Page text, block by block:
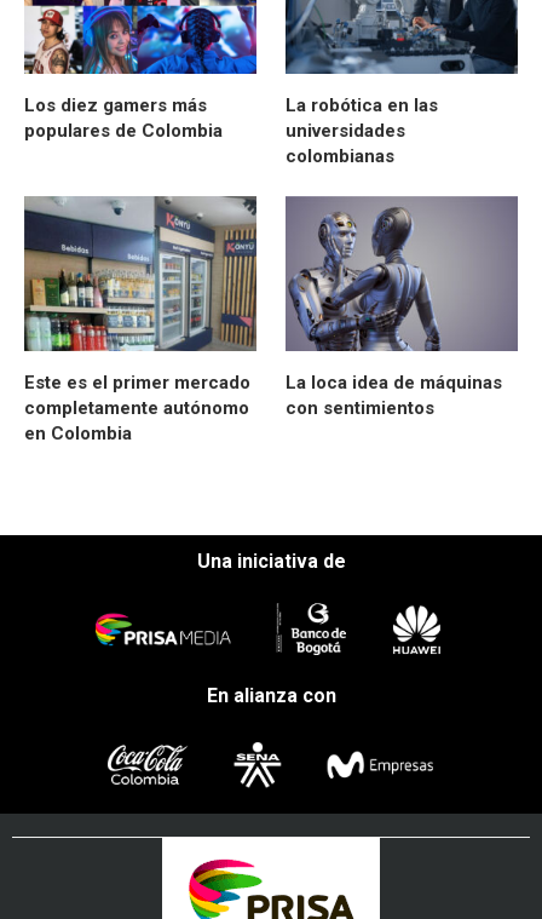
Los diez gamers más
populares de Colombia
La robótica en las
universidades
colombianas
Este es el primer mercado
completamente autónomo
en Colombia
La loca idea de máquinas
con sentimientos
Una iniciativa de
En alianza con